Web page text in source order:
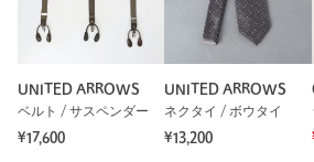
UNITED ARROWS
ベルト / サスペンダー
¥17,600
UNITED ARROWS
ネクタイ / ボウタイ
¥13,200